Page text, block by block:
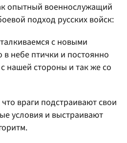
опытный военнослужащий
подход русских войск:
с новыми
небе птички и постоянно
нашей стороны и так же со
враги подстраивают свои
условия и выстраивают